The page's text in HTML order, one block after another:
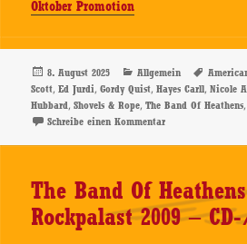
Oktober Promotion
Veröffentlicht
am
8. August 2025 Kategorien
Allgemein
Scott,Ed Jurdi,Gordy Quist,Hayes Carll,Nicole
Hubbard,Shovels & Rope,The Band Of Heathens
Schreibe einen Kommentarzu Hayes Carll –
The Band Of
Rockpalast 2009 –